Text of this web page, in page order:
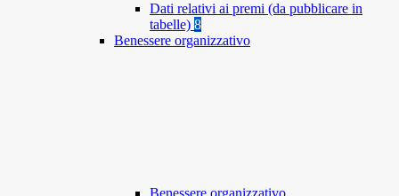
Dati relativi ai premi (da pubblicare in
tabelle) 8
Benessere organizzativo